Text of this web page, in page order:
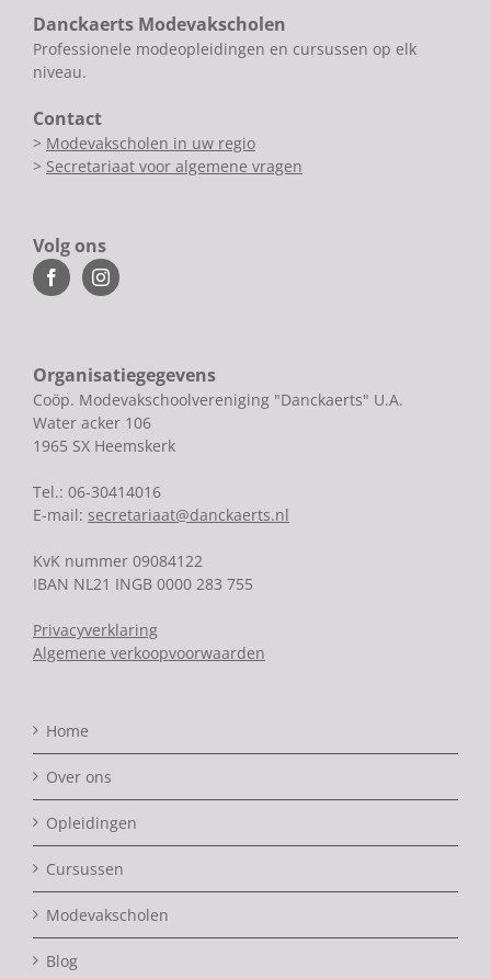
Danckaerts Modevakscholen
Professionele modeopleidingen en cursussen op elk
niveau.
Contact
> Modevakscholen in uw regio
> Secretariaat voor algemene vragen
Volg ons
Organisatiegegevens
Coöp. Modevakschoolvereniging "Danckaerts" U.A.
Water acker 106
1965 SX Heemskerk
Tel.: 06-30414016
E-mail: secretariaat@danckaerts.nl
KvK nummer 09084122
IBAN NL21 INGB 0000 283 755
Privacyverklaring
Algemene verkoopvoorwaarden
Home
Over ons
Opleidingen
Cursussen
Modevakscholen
Blog